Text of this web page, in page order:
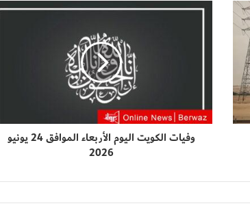
وفيات الكويت اليوم الأربعاء الموافق 24 يونيو
2026